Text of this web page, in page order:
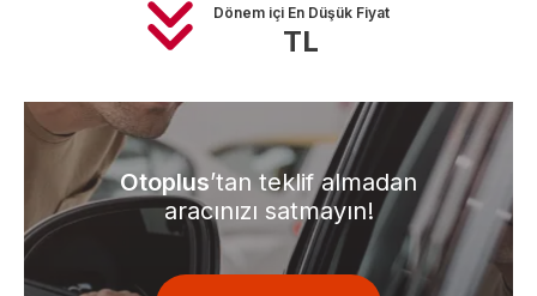
Dönem içi En Düşük Fiyat
TL
Otoplus’tan teklif almadan
aracınızı satmayın!